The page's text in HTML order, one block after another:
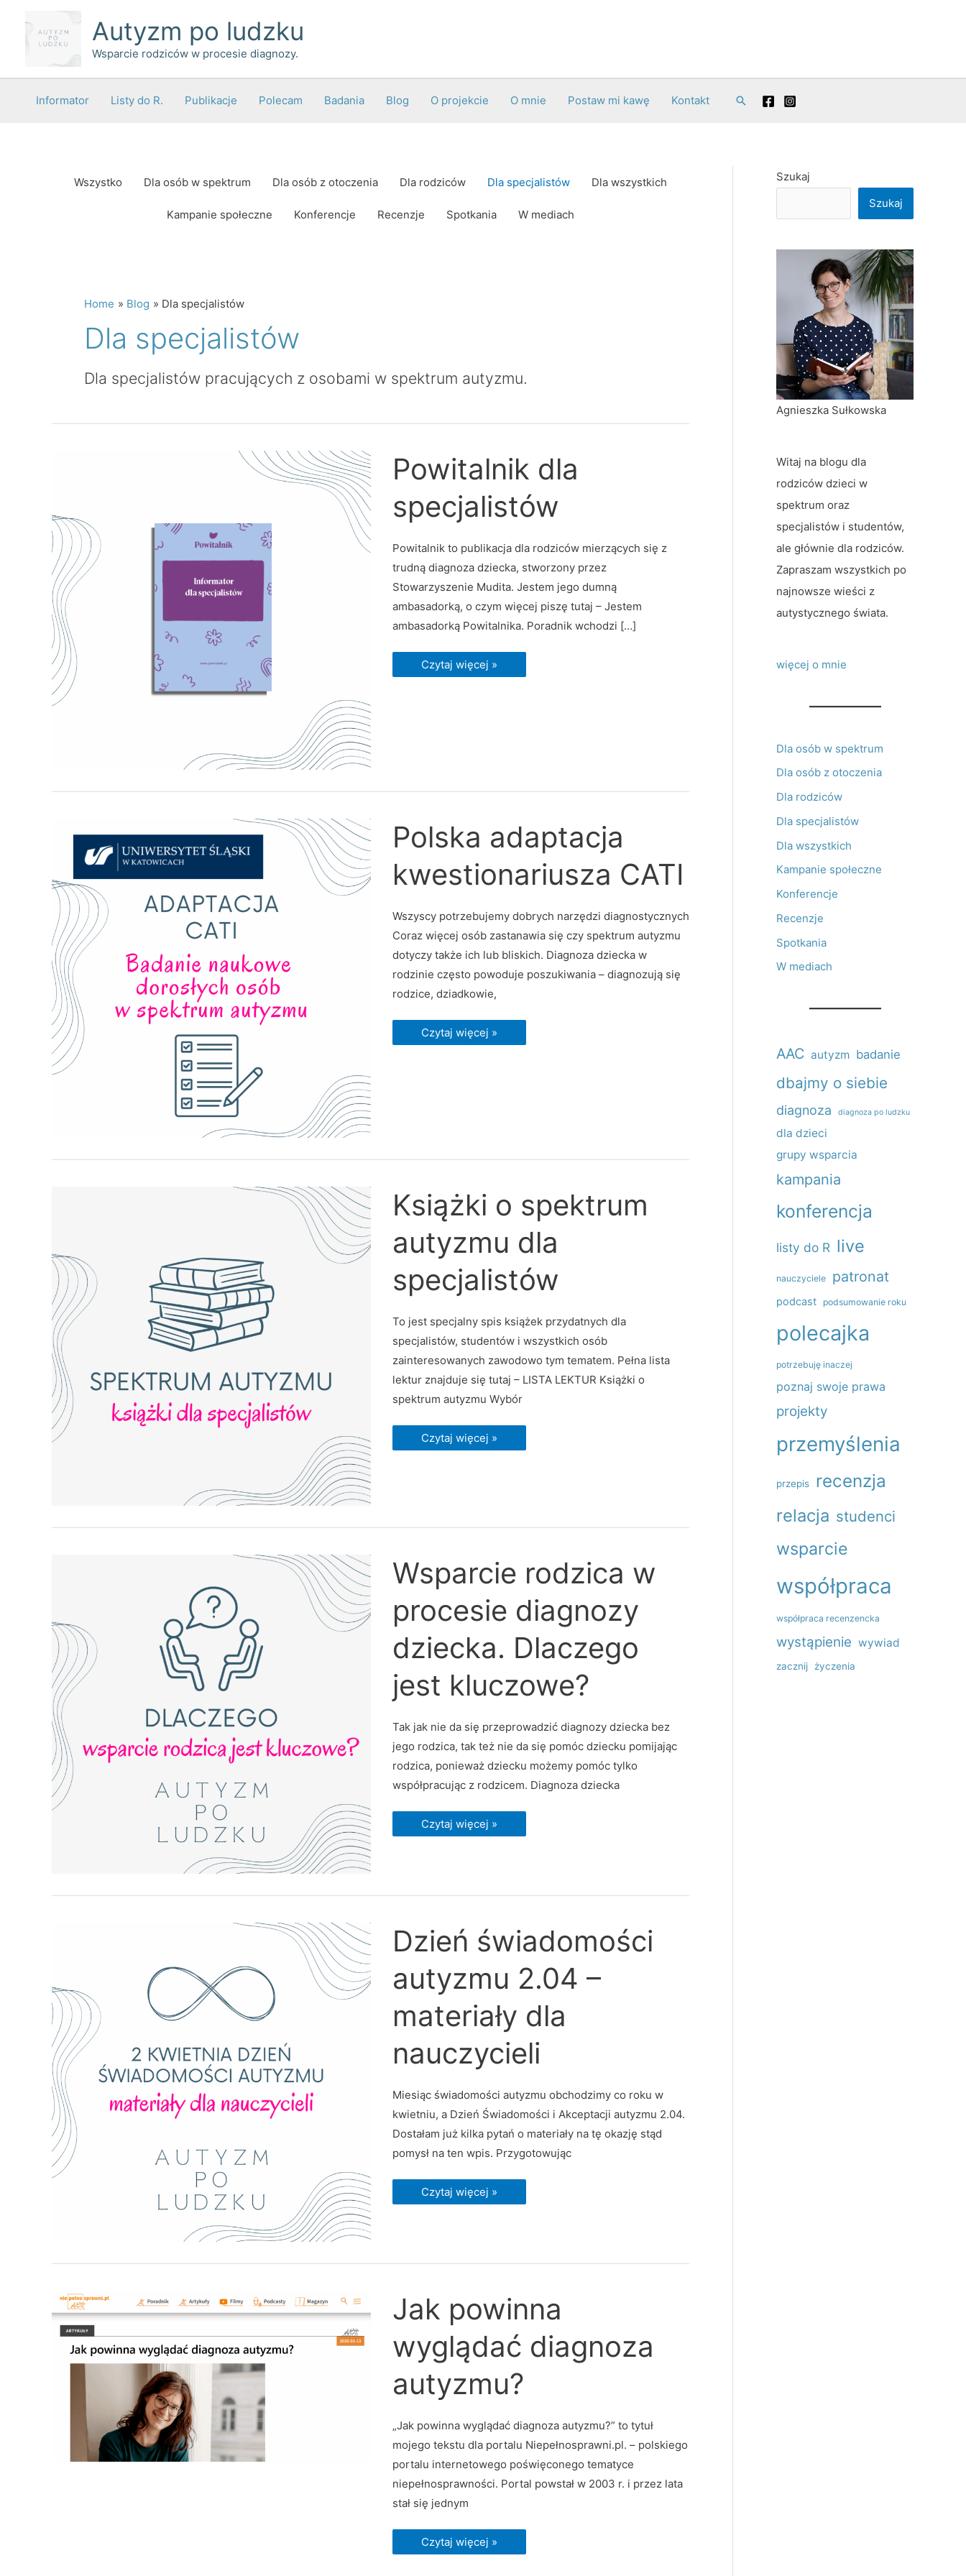
Autyzm po ludzku
Wsparcie rodziców w procesie diagnozy.
Informator Listy do R. Publikacje Polecam Badania Blog O projekcie O mnie Postaw mi kawę Kontakt Search
Wszystko Dla osób w spektrum Dla osób z otoczenia Dla rodziców Dla specjalistów Dla wszystkich
Kampanie społeczne Konferencje Recenzje Spotkania W mediach
Home Blog Dla specjalistów
Dla specjalistów
Dla specjalistów pracujących z osobami w spektrum autyzmu.
Powitalnik dla
specjalistów
Powitalnik to publikacja dla rodziców mierzących się z
trudną diagnoza dziecka, stworzony przez
Stowarzyszenie Mudita. Jestem jego dumną
ambasadorką, o czym więcej piszę tutaj – Jestem
ambasadorką Powitalnika. Poradnik wchodzi […]
Powitalnik
dla
specjalistów
Czytaj więcej »
Polska adaptacja
kwestionariusza CATI
Wszyscy potrzebujemy dobrych narzędzi diagnostycznych
Coraz więcej osób zastanawia się czy spektrum autyzmu
dotyczy także ich lub bliskich. Diagnoza dziecka w
rodzinie często powoduje poszukiwania – diagnozują się
rodzice, dziadkowie,
Polska
adaptacja
kwestionariusza
Czytaj więcej »
Książki o spektrum
autyzmu dla
specjalistów
To jest specjalny spis książek przydatnych dla
specjalistów, studentów i wszystkich osób
zainteresowanych zawodowo tym tematem. Pełna lista
lektur znajduje się tutaj – LISTA LEKTUR Książki o
spektrum autyzmu Wybór
Książki
o
spektrum
autyzmu
dla
specjalistów
Czytaj więcej »
Wsparcie rodzica w
procesie diagnozy
dziecka. Dlaczego
jest kluczowe?
Tak jak nie da się przeprowadzić diagnozy dziecka bez
jego rodzica, tak też nie da się pomóc dziecku pomijając
rodzica, ponieważ dziecku możemy pomóc tylko
współpracując z rodzicem. Diagnoza dziecka
rodzica
w
procesie
diagnozy
dziecka.
Dlaczego
jest
kluczowe?
Czytaj więcej »
Dzień świadomości
autyzmu 2.04 –
materiały dla
nauczycieli
Miesiąc świadomości autyzmu obchodzimy co roku w
kwietniu, a Dzień Świadomości i Akceptacji autyzmu 2.04.
Dostałam już kilka pytań o materiały na tę okazję stąd
pomysł na ten wpis. Przygotowując
Dzień
świadomości
autyzmu
–
materiały
dla
nauczycieli
Czytaj więcej »
Jak powinna
wyglądać diagnoza
autyzmu?
„Jak powinna wyglądać diagnoza autyzmu?” to tytuł
mojego tekstu dla portalu Niepełnosprawni.pl. – polskiego
portalu internetowego poświęconego tematyce
niepełnosprawności. Portal powstał w 2003 r. i przez lata
stał się jednym
Jak
powinna
wyglądać
diagnoza
autyzmu?
Czytaj więcej »
Szukaj
Szukaj
Agnieszka Sułkowska
Witaj na blogu dla
rodziców dzieci w
spektrum oraz
specjalistów i studentów,
ale głównie dla rodziców.
Zapraszam wszystkich po
najnowsze wieści z
autystycznego świata.
więcej o mnie
Dla osób w spektrum
Dla osób z otoczenia
Dla rodziców
Dla specjalistów
Dla wszystkich
Kampanie społeczne
Konferencje
Recenzje
Spotkania
W mediach
AAC autyzm badanie
dbajmy o siebie
diagnoza diagnoza po ludzku
dla dzieci
grupy wsparcia
kampania
konferencja
listy do R live
nauczyciele patronat
podcast podsumowanie roku
polecajka
potrzebuję inaczej
poznaj swoje prawa
projekty
przemyślenia
przepis
recenzja
relacja studenci
wsparcie
współpraca
współpraca recenzencka
wystąpienie wywiad
zacznij życzenia